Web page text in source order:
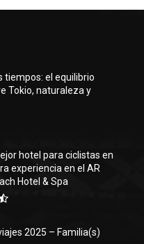
tiempos: el equilibrio
Tokio, naturaleza y
hotel para ciclistas en
experiencia en el AR
Hotel & Spa
2025 – Familia(s)